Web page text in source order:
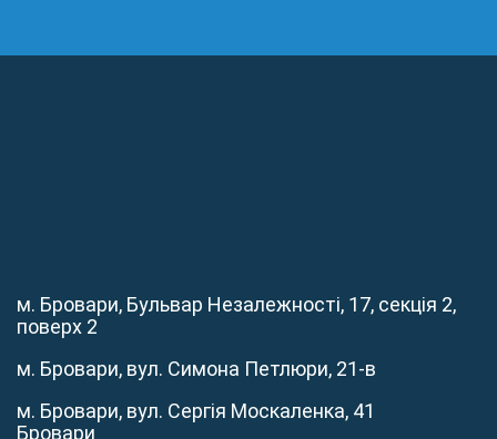
м. Бровари, Бульвар Незалежності, 17, секція 2,
поверх 2
м. Бровари, вул. Симона Петлюри, 21-в
м. Бровари, вул. Сергія Москаленка, 41
Бровари